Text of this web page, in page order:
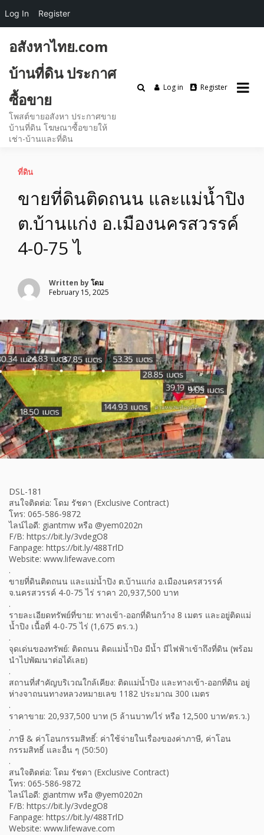
content
อสังหาไทย.com
บ้านที่ดิน ประกาศ
ซื้อขาย
โพสต์ขายอสังหา ประกาศขาย
บ้านที่ดิน โฆษณาซื้อขายให้
เช่า-บ้านและที่ดิน
Log in Register
ที่ดิน
ขายที่ดินติดถนน และแม่น้ำปิง
ต.บ้านแก่ง อ.เมืองนครสวรรค์
4-0-75 ไ
Written byโดม
February 15, 2025
DSL-181
สนใจติดต่อ: โดม รัชดา (Exclusive Contract)
โทร: 065-586-9872
ไลน์ไอดี: giantmw หรือ @yem0202n
F/B: https://bit.ly/3vdegO8
Fanpage: https://bit.ly/488TrlD
Website: www.lifewave.com
.
ขายที่ดินติดถนน และแม่น้ำปิง ต.บ้านแก่ง อ.เมืองนครสวรรค์
จ.นครสวรรค์ 4-0-75 ไร่ ราคา 20,937,500 บาท
.
รายละเอียดทรัพย์ที่ขาย: ทางเข้า-ออกที่ดินกว้าง 8 เมตร และอยู่ติดแม่
น้ำปิง เนื้อที่ 4-0-75 ไร่ (1,675 ตร.ว.)
.
จุดเด่นของทรัพย์: ติดถนน ติดแม่น้ำปิง มีน้ำ มีไฟฟ้าเข้าถึงที่ดิน (พร้อม
นำไปพัฒนาต่อได้เลย)
.
สถานที่สำคัญบริเวณใกล้เคียง: ติดแม่น้ำปิง และทางเข้า-ออกที่ดิน อยู่
ห่างจาถนนทางหลวงหมายเลข 1182 ประมาณ 300 เมตร
.
ราคาขาย: 20,937,500 บาท (5 ล้านบาท/ไร่ หรือ 12,500 บาท/ตร.ว.)
.
ภาษี & ค่าโอนกรรมสิทธิ์: ค่าใช้จ่ายในเรื่องของค่าภาษี, ค่าโอน
กรรมสิทธิ์ และอื่น ๆ (50:50)
.
สนใจติดต่อ: โดม รัชดา (Exclusive Contract)
โทร: 065-586-9872
ไลน์ไอดี: giantmw หรือ @yem0202n
F/B: https://bit.ly/3vdegO8
Fanpage: https://bit.ly/488TrlD
Website: www.lifewave.com
Log In Register